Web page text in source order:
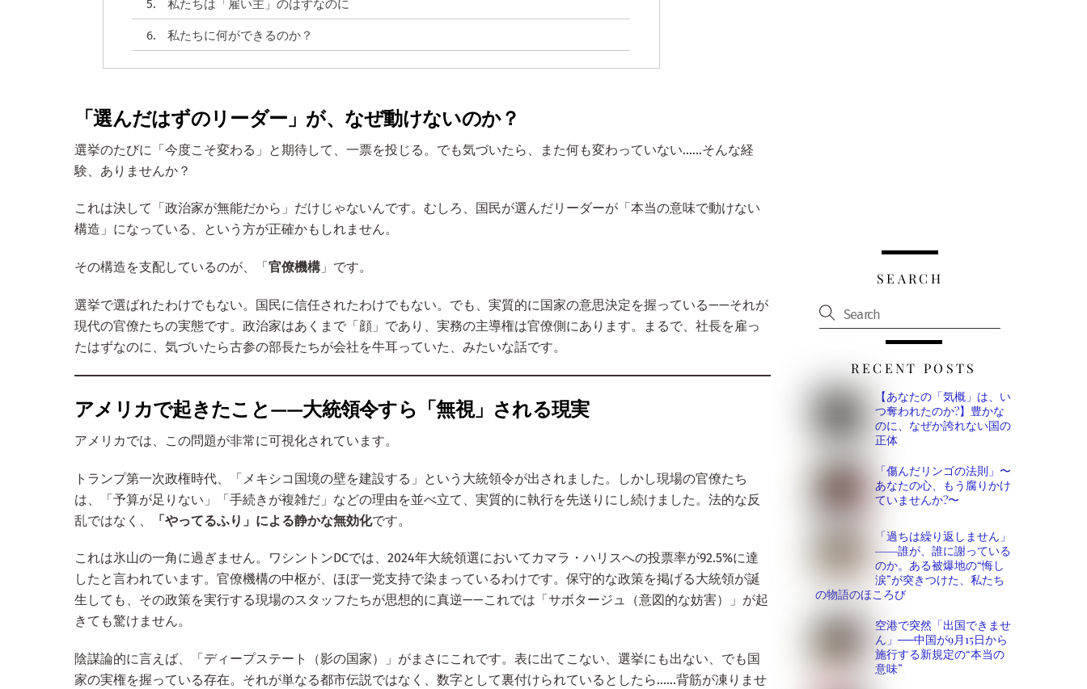
5. 私たちは「雇い主」のはずなのに
6. 私たちに何ができるのか？
「選んだはずのリーダー」が、なぜ動けないのか？
選挙のたびに「今度こそ変わる」と期待して、一票を投じる。でも気づいたら、また何も変わっていない……そんな経
験、ありませんか？
これは決して「政治家が無能だから」だけじゃないんです。むしろ、国民が選んだリーダーが「本当の意味で動けない
構造」になっている、という方が正確かもしれません。
その構造を支配しているのが、「 官僚機構 」です。
選挙で選ばれたわけでもない。国民に信任されたわけでもない。でも、実質的に国家の意思決定を握っている——それが
現代の官僚たちの実態です。政治家はあくまで「顔」であり、実務の主導権は官僚側にあります。まるで、社長を雇っ
たはずなのに、気づいたら古参の部長たちが会社を牛耳っていた、みたいな話です。
アメリカで起きたこと——大統領令すら「無視」される現実
アメリカでは、この問題が非常に可視化されています。
トランプ第一次政権時代、「メキシコ国境の壁を建設する」という大統領令が出されました。しかし現場の官僚たち
は、「予算が足りない」「手続きが複雑だ」などの理由を並べ立て、実質的に執行を先送りにし続けました。法的な反
乱ではなく、
「やってるふり」による静かな無効化です。
これは氷山の一角に過ぎません。ワシントンDCでは、2024年大統領選においてカマラ・ハリスへの投票率が92.5%に達
したと言われています。官僚機構の中枢が、ほぼ一党支持で染まっているわけです。保守的な政策を掲げる大統領が誕
生しても、その政策を実行する現場のスタッフたちが思想的に真逆——これでは「サボタージュ（意図的な妨害）」が起
きても驚けません。
陰謀論的に言えば、「ディープステート（影の国家）」がまさにこれです。表に出てこない、選挙にも出ない、でも国
家の実権を握っている存在。それが単なる都市伝説ではなく、数字として裏付けられているとしたら……背筋が凍りませ
SEARCH
RECENT POSTS
【あなたの「気概」は、い
つ奪われたのか?】豊かな
のに、なぜか誇れない国の
正体
「傷んだリンゴの法則」〜
あなたの心、もう腐りかけ
ていませんか?〜
「過ちは繰り返しません」
――誰が、誰に謝っている
のか。ある被爆地の“悔し
涙”が突きつけた、私たち
の物語のほころび
空港で突然「出国できませ
ん」──中国が9月15日から
施行する新規定の“本当の
意味”